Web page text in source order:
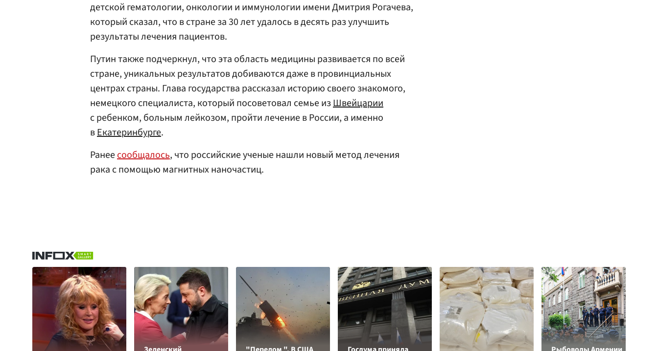
детской гематологии, онкологии и иммунологии имени Дмитрия Рогачева,
который сказал, что в стране за 30 лет удалось в десять раз улучшить
результаты лечения пациентов.
Путин также подчеркнул, что эта область медицины развивается по всей
стране, уникальных результатов добиваются даже в провинциальных
центрах страны. Глава государства рассказал историю своего знакомого,
немецкого специалиста, который посоветовал семье изШвейцарии
с ребенком, больным лейкозом, пройти лечение в России, а именно
вЕкатеринбурге.
Ранеесообщалось, что российские ученые нашли новый метод лечения
рака с помощью магнитных наночастиц.